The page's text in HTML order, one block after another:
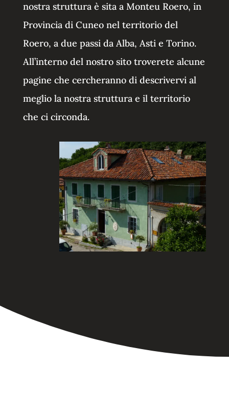
nostra struttura è sita a Monteu Roero, in
Provincia di Cuneo nel territorio del
Roero, a due passi da Alba, Asti e Torino.
All’interno del nostro sito troverete alcune
pagine che cercheranno di descrivervi al
meglio la nostra struttura e il territorio
che ci circonda.